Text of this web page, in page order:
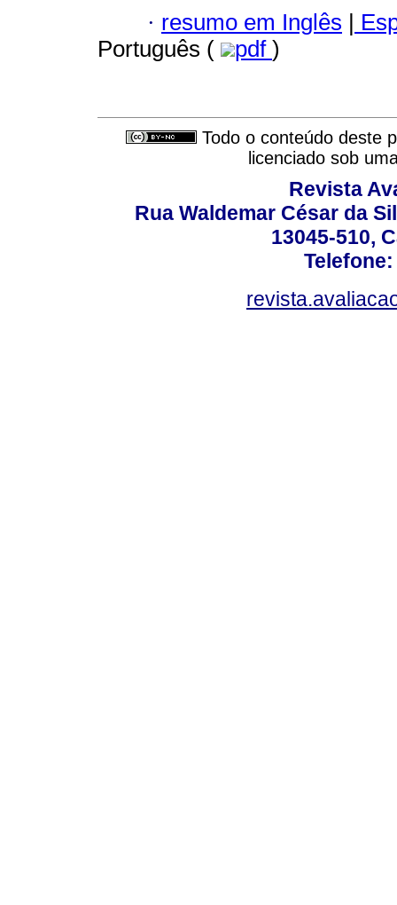
· resumo em Inglês |
Português (
pdf )
Todo o conteúdo deste
licenciado sob
Revista
Rua Waldemar César da
13045-510,
Telefone: